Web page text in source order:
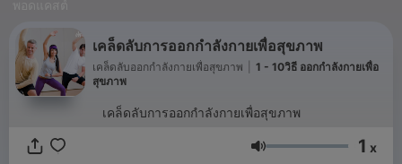
เคล็ดลับการออกกำลังกายเพื่อสุขภาพ
เคล็ดลับออกกำลังกายเพื่อสุขภาพ
1 - 10วิธี ออกกำลังกายเพื่อ
สุขภาพ
เคล็ดลับการออกกำลังกายเพื่อสุขภาพ
ระดับเสียง 1 x